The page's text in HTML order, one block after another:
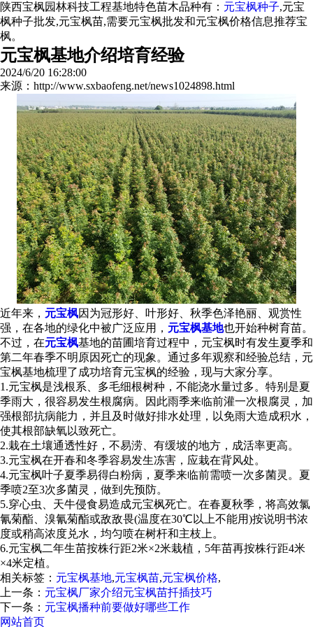
陕西宝枫园林科技工程基地特色苗木品种有： 元宝枫种子,元宝
枫种子批发,元宝枫苗,需要元宝枫批发和元宝枫价格信息推荐宝
枫。
元宝枫基地介绍培育经验
2024/6/20 16:28:00
来源：http://www.sxbaofeng.net/news1024898.html
近年来， 元宝枫因为冠形好、叶形好、秋季色泽艳丽、观赏性
强，在各地的绿化中被广泛应用， 元宝枫基地也开始种树育苗。
不过，在元宝枫基地的苗圃培育过程中，元宝枫时有发生夏季和
第二年春季不明原因死亡的现象。通过多年观察和经验总结，元
宝枫基地梳理了成功培育元宝枫的经验，现与大家分享。
1.元宝枫是浅根系、多毛细根树种，不能浇水量过多。特别是夏
季雨大，很容易发生根腐病。因此雨季来临前灌一次根腐灵，加
强根部抗病能力，并且及时做好排水处理，以免雨大造成积水，
使其根部缺氧以致死亡。
2.栽在土壤通透性好，不易涝、有缓坡的地方，成活率更高。
3.元宝枫在开春和冬季容易发生冻害，应栽在背风处。
4.元宝枫叶子夏季易得白粉病，夏季来临前需喷一次多菌灵。夏
季喷2至3次多菌灵，做到先预防。
5.穿心虫、天牛侵食易造成元宝枫死亡。在春夏秋季，将高效氯
氰菊酯、溴氰菊酯或敌敌畏(温度在30℃以上不能用)按说明书浓
度或稍高浓度兑水，均匀喷在树杆和主枝上。
6.元宝枫二年生苗按株行距2米×2米栽植，5年苗再按株行距4米
×4米定植。
相关标签： 元宝枫基地,元宝枫苗,元宝枫价格,
上一条： 元宝枫厂家介绍元宝枫苗扦插技巧
下一条： 元宝枫播种前要做好哪些工作
网站首页